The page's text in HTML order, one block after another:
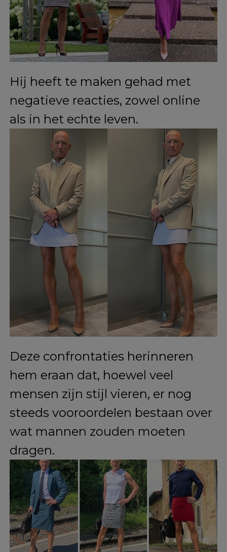
kinderen en zijn vrouw, steunen
Mark volledig in zijn keuzes.
Zijn kinderen zijn opgevoed met
het begrip dat kleding niet
indicatief is voor iemands
seksualiteit of genderidentiteit.
Ad